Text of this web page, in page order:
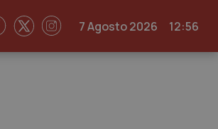
7 Agosto 2026 12:56